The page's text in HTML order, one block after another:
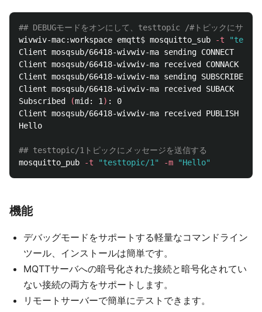
## DEBUGモードをオンにして、testtopic /#トピックにサブス
wivwiv-mac:workspace emqtt$ mosquitto_sub -t
Client mosqsub/66418-wivwiv-ma sending CONNECT
Client mosqsub/66418-wivwiv-ma received CONNACK
Client mosqsub/66418-wivwiv-ma sending SUBSCRIBE
Client mosqsub/66418-wivwiv-ma received SUBACK
Subscribed
(mid: 1 ) : 0
Client mosqsub/66418-wivwiv-ma received PUBLISH
Hello
## testtopic/1トピックにメッセージを送信する
mosquitto_pub
-t "testtopic/1" -m "Hello"
機能
デバッグモードをサポートする軽量なコマンドライン
ツール、インストールは簡単です。
MQTTサーバへの暗号化された接続と暗号化されてい
ない接続の両方をサポートします。
リモートサーバーで簡単にテストできます。